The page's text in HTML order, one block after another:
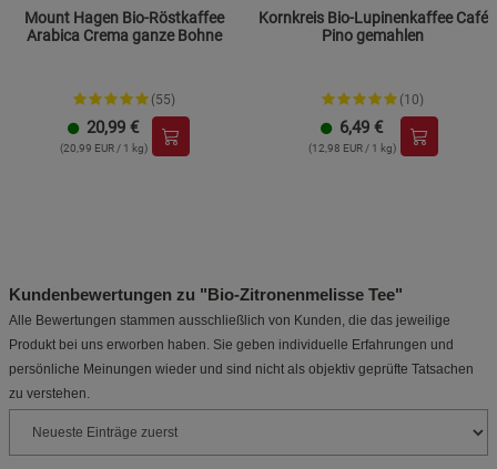
Mount Hagen Bio-Röstkaffee
Arabica Crema ganze Bohne
(55)
20,99 €
(20,99 EUR / 1 kg)
Kornkreis Bio-Lupinenkaffee Café
Pino gemahlen
(10)
6,49 €
(12,98 EUR / 1 kg)
Kundenbewertungen zu "Bio-Zitronenmelisse Tee"
Alle Bewertungen stammen ausschließlich von Kunden, die das jeweilige
Produkt bei uns erworben haben. Sie geben individuelle Erfahrungen und
persönliche Meinungen wieder und sind nicht als objektiv geprüfte Tatsachen
zu verstehen.